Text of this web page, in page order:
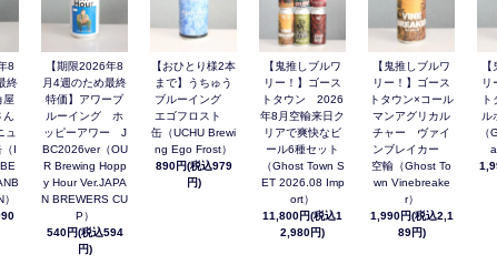
8
終
屋
ュ
I
【期限2026年8
月4週のため最終
特価】アワーブ
ルーイング ホ
ッピーアワー J
BC2026ver（OU
R Brewing Hopp
y Hour Ver.JAPA
N BREWERS CU
P）
540円(税込594
円)
【おひとり様2本
まで】うちゅう
ブルーイング
エゴフロスト
缶（UCHU Brewi
ng Ego Frost）
890円(税込979
円)
【鬼推しブルワ
リー！】ゴース
トタウン 2026
年8月空輸来日ク
リアで爽快なビ
ール6種セット
（Ghost Town S
ET 2026.08 Imp
ort）
11,800円(税込1
2,980円)
【鬼推しブルワ
リー！】ゴース
トタウン×コール
マンアグリカル
チャー ヴァイ
ンブレイカー
空輸（Ghost To
wn Vinebreake
r）
1,990円(税込2,1
89円)
リ
ル
（